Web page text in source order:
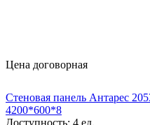
Цена договорная
Стеновая панель Антарес
4200*600*8